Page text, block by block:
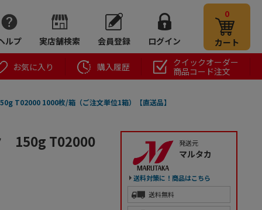
ルプ 実店舗検索 会員登録 ログイン
0
カート
お気に入り 購入履歴
クイックオーダー
商品コード注文
T02000 1000枚/箱（ご注文単位1箱）【直送品】
150g T02000 発送元
マルタカ
送料対策に！商品はこちら
送料無料